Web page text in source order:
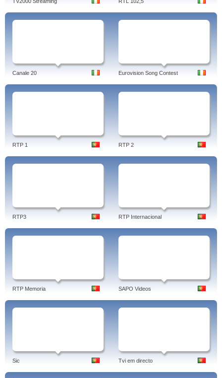
Canale 20 Eurovision Song Contest
RTP 1 RTP 2
RTP3 RTP Internacional
RTP Memoria SAPO Videos
Sic Tvi em directo